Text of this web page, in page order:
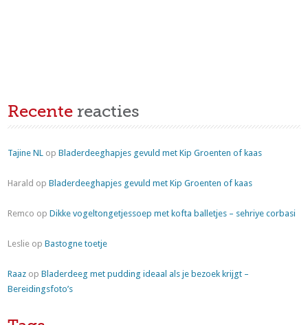
Recente reacties
Tajine NL opBladerdeeghapjes gevuld met Kip Groenten of kaas
Harald opBladerdeeghapjes gevuld met Kip Groenten of kaas
Remco opDikke vogeltongetjessoep met kofta balletjes – sehriye corbasi
Leslie opBastogne toetje
Raaz opBladerdeeg met pudding ideaal als je bezoek krijgt –
Bereidingsfoto’s